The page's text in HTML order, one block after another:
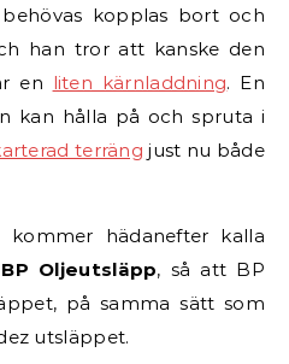
kopplas bort och
han tror att kanske den
en liten kärnladdning. En
kan hålla på och spruta i
terräng just nu både
hädanefter kalla
Oljeutsläpp, så att BP
på samma sätt som
utsläppet.